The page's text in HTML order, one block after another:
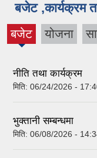
बजेट ,कार्यक्रम
बजेट
(active
योजना
नीति तथा कार्यक्रम
मिति: 06/24/2026 -
भुक्तानी सम्बन्धमा
मिति: 06/08/2026 -